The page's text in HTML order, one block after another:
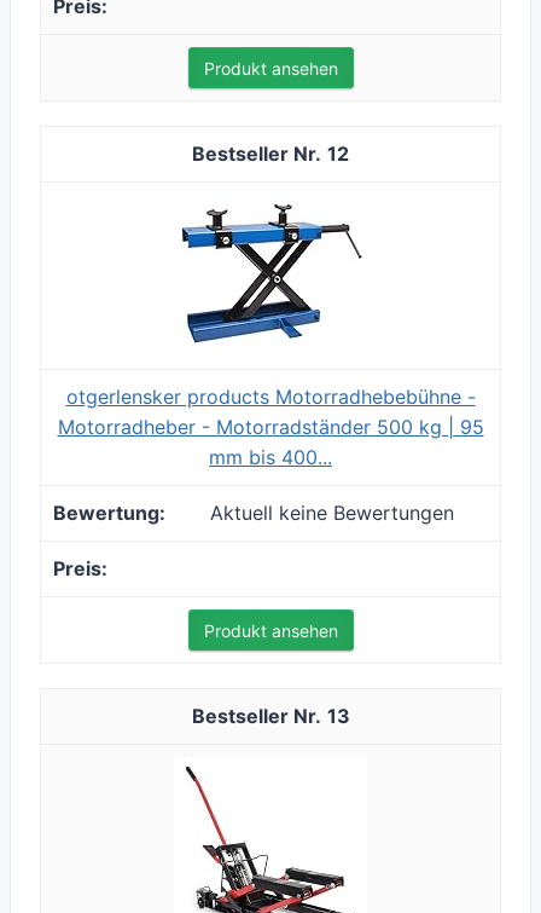
Produkt ansehen
12
otgerlensker products Motorradhebebühne -
Motorradheber - Motorradständer 500 kg | 95
mm bis 400...
Aktuell keine Bewertungen
Produkt ansehen
13